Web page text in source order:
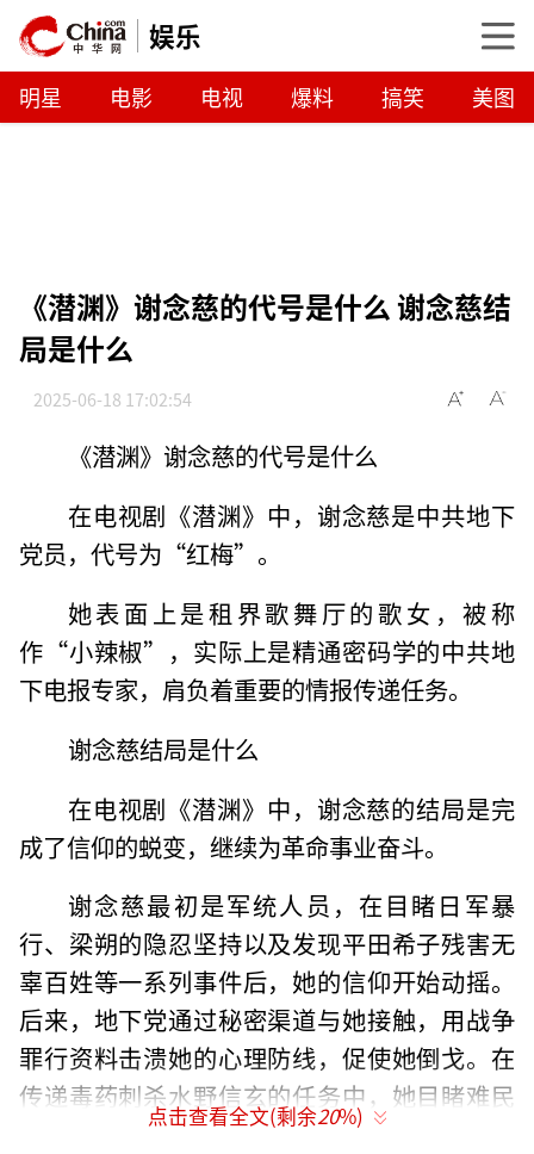
娱乐
明星 电影 电视 爆料 搞笑 美图
《潜渊》谢念慈的代号是什么 谢念慈结
局是什么
2025-06-18 17:02:54
《潜渊》谢念慈的代号是什么
在电视剧《潜渊》中，谢念慈是中共地下
党员，代号为“红梅”。
她表面上是租界歌舞厅的歌女，被称
作“小辣椒”，实际上是精通密码学的中共地
下电报专家，肩负着重要的情报传递任务。
谢念慈结局是什么
在电视剧《潜渊》中，谢念慈的结局是完
成了信仰的蜕变，继续为革命事业奋斗。
谢念慈最初是军统人员，在目睹日军暴
行、梁朔的隐忍坚持以及发现平田希子残害无
辜百姓等一系列事件后，她的信仰开始动摇。
后来，地下党通过秘密渠道与她接触，用战争
罪行资料击溃她的心理防线，促使她倒戈。在
传递毒药刺杀水野信玄的任务中，她目睹难民
被当作活体实验品，彻底对军统死心。虹口教
点击查看全文(剩余20%)